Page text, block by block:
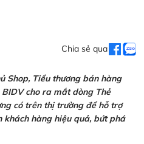
Chia sẻ qua
Shop, Tiểu thương bán hàng
cho ra mắt dòng Thẻ
có trên thị trường để hỗ trợ
hàng hiệu quả, bứt phá